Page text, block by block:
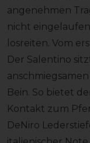
angenehmen
nicht
losreiten. Vom
Der Salentino
Bein. So bietet
Kontakt zum
DeNiro